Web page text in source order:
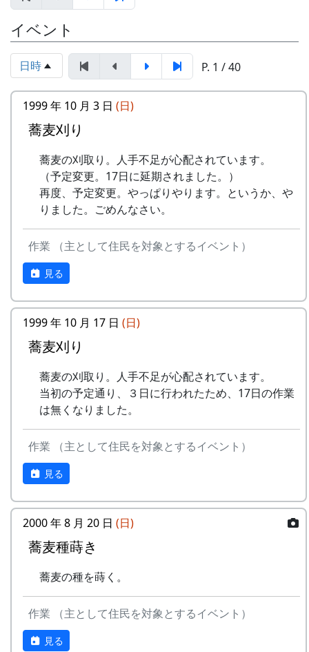
お客さんを案内する会長さん。
申込み・お問合せの窓口
岩座神棚田保全推進協議会事務局
TEL & FAX: 9999-99-9999
携帯: 999-9999-9999
担当 : XX
平成27年度棚田オーナー (2015-04-12 11:26:16)
岩座神棚田オーナーの特典
一から十までプロの指導を受け、減農薬栽培
の米づくりを体験できます。
収穫した米を全部お持ち帰りいただけます。
(100平方メートルの収穫収量は玄米で約30キ
ロです。) 清流の里、岩座神地区のコシヒカ
リは特においしいと評判です。
田すき、田ごしらえ、水管理、病害虫対策(3
回程度)、施肥、脱穀、乾燥、籾すりなどは
地元農家で担当します。
実りの時期には、かかしを立てることができ
ます。
の家、悠遊館、ハーモニーパークなど)。
多可町の特産品がもらえます(1万円相当)。
地元の新鮮な野菜を購入できます。
田植え、稲刈り時のイベントに参加できま
案山子に守られた棚田も、今では、黄金色に色づ
て、見てのお楽しみ。秋風の中で「日本の棚田百
選」の集落内を散策してみてください。蕎麦の花
のつぼみもふくらんでいるかも、ですよ。
日時 : 2017 (平成29) 年 9 月 3 日 (日) 11:00 ～
メニュー : 岩座神特産の「石垣茶」、梅ジュ
ース、リンゴジュースなどの飲料と、棚田米
コシヒカリのおにぎりを準備しています。
お買い物 : 地域特産品コーナー
問い合せ : 会長 XXXX 999-9999-9999
イベント
日時 P. 1 / 40
1999 年 10 月 3 日 (日)
蕎麦刈り
蕎麦の刈取り。人手不足が心配されています。
（予定変更。17日に延期されました。）
再度、予定変更。やっぱりやります。というか、や
りました。ごめんなさい。
作業 （主として住民を対象とするイベント）
見る
1999 年 10 月 17 日 (日)
蕎麦刈り
蕎麦の刈取り。人手不足が心配されています。
当初の予定通り、３日に行われたため、17日の作業
は無くなりました。
作業 （主として住民を対象とするイベント）
見る
2000 年 8 月 20 日 (日)
蕎麦種蒔き
蕎麦の種を蒔く。
作業 （主として住民を対象とするイベント）
見る